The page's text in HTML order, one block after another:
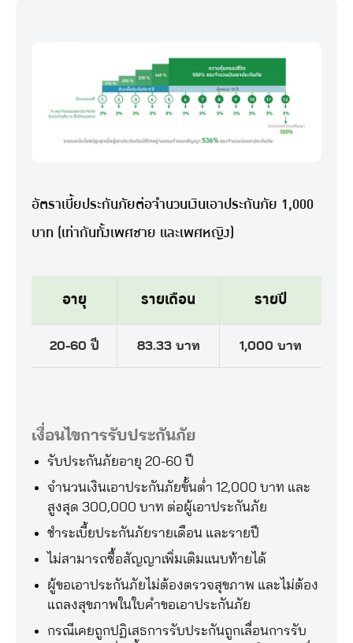
อัตราเบี้ยประกันภัยต่อจำนวนเงินเอาประกันภัย 1,000
บาท (เท่ากันทั้งเพศชาย และเพศหญิง)
อายุ รายเดือน รายปี
20-60 ปี 83.33 บาท 1,000 บาท
เงื่อนไขการรับประกันภัย
รับประกันภัยอายุ 20-60 ปี
จำนวนเงินเอาประกันภัยขั้นต่ำ 12,000 บาท และ
สูงสุด 300,000 บาท ต่อผู้เอาประกันภัย
ชำระเบี้ยประกันภัยรายเดือน และรายปี
ไม่สามารถซื้อสัญญาเพิ่มเติมแนบท้ายได้
ผู้ขอเอาประกันภัยไม่ต้องตรวจสุขภาพ และไม่ต้อง
แถลงสุขภาพในใบคำขอเอาประกันภัย
กรณีเคยถูกปฏิเสธการรับประกันถูกเลื่อนการรับ